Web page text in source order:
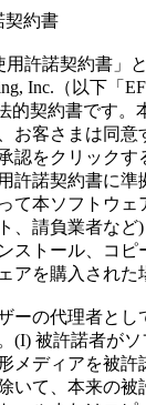
契約書
許諾契約書」
Inc.（以下「
的契約書です
お客さまは同
認をクリック
許諾契約書に
て本ソフトウ
、請負業者な
ストール、コ
アを購入され
ーの代理者と
(I) 被許諾者が
メディアを被
いて、本来の